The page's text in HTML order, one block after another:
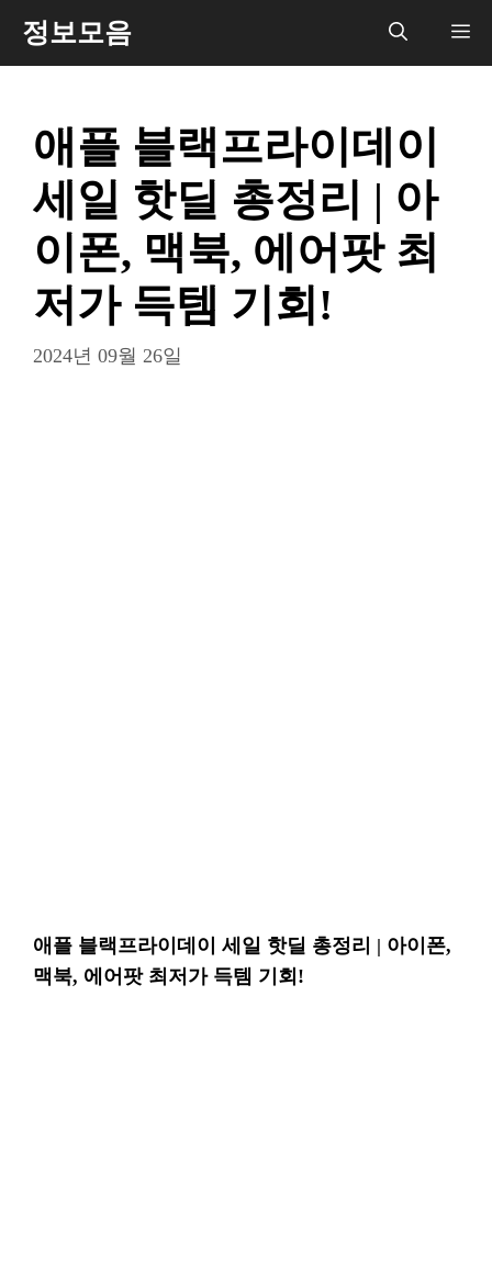
정보모음 메
애플 블랙프라이데이
세일 핫딜 총정리 | 아
이폰, 맥북, 에어팟 최
저가 득템 기회!
2024년 09월 26일
애플 블랙프라이데이 세일 핫딜 총정리 | 아이폰,
맥북, 에어팟 최저가 득템 기회!